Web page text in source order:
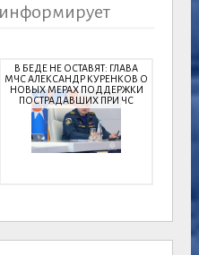
В БЕДЕ НЕ ОСТАВЯТ: ГЛАВА
МЧС АЛЕКСАНДР КУРЕНКОВ О
НОВЫХ МЕРАХ ПОДДЕРЖКИ
ПОСТРАДАВШИХ ПРИ ЧС